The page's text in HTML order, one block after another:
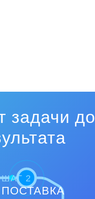
задачи до
ШАГ 2
ПОСТАВКА